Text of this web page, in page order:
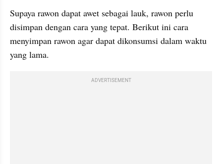
Supaya rawon dapat awet sebagai lauk, rawon perlu
disimpan dengan cara yang tepat. Berikut ini cara
menyimpan rawon agar dapat dikonsumsi dalam waktu
yang lama.
ADVERTISEMENT